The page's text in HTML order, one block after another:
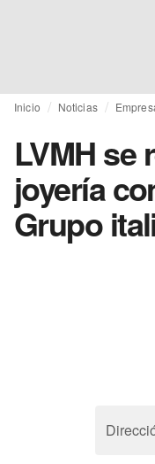
Inicio Noticias
LVMH se
joyería
Grupo